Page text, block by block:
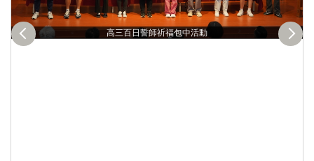
高三百日誓師祈福包中活動